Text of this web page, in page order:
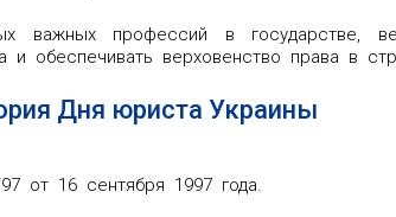
профессий в государстве,
и обеспечивать верховенство права в
Дня юриста Украины
от 16 сентября 1997 года.